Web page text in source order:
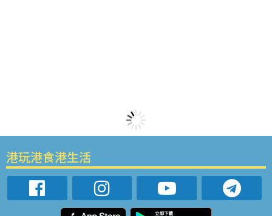
港玩港食港生活